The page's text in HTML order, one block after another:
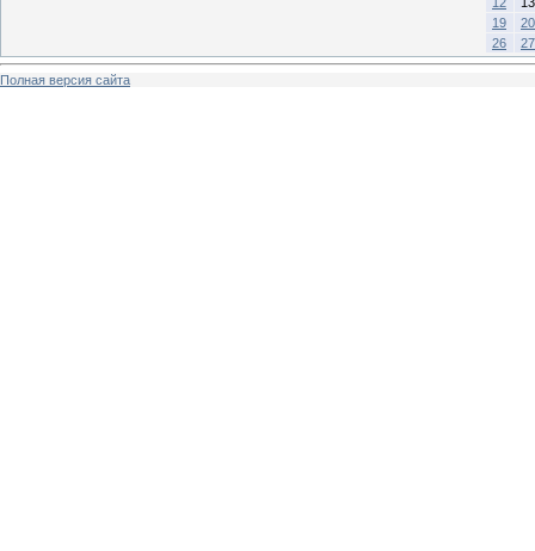
19
20
26
27
Полная версия сайта